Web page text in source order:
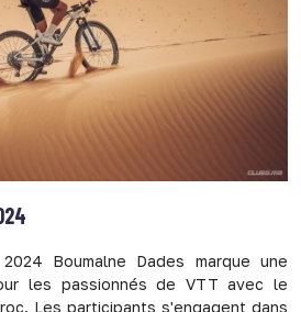
Boumalne Dades marque une
les passionnés de VTT avec le
Les participants s'engagent dans